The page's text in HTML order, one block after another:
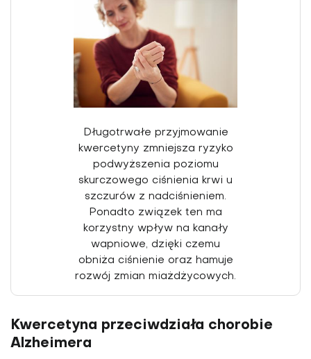
Długotrwałe przyjmowanie
kwercetyny zmniejsza ryzyko
podwyższenia poziomu
skurczowego ciśnienia krwi u
szczurów z nadciśnieniem.
Ponadto związek ten ma
korzystny wpływ na kanały
wapnio­we, dzięki czemu
obniża ciśnienie oraz hamuje
rozwój zmian miażdżycowych.
Kwercetyna przeciwdziała chorobie
Alzheimera